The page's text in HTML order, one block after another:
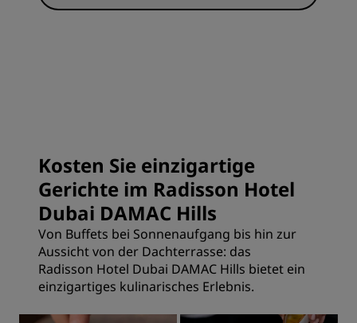
Kosten Sie einzigartige
Gerichte im Radisson Hotel
Dubai DAMAC Hills
Von Buffets bei Sonnenaufgang bis hin zur
Aussicht von der Dachterrasse: das
Radisson Hotel Dubai DAMAC Hills bietet ein
einzigartiges kulinarisches Erlebnis.